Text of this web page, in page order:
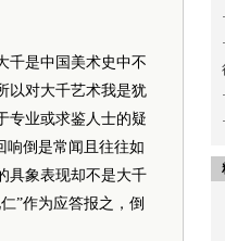
是中国美术史中不
以对大千艺术我是犹
专业或求鉴人士的疑
响倒是常闻且往往如
具象表现却不是大千
”作为应答报之，倒
·
·
·
·